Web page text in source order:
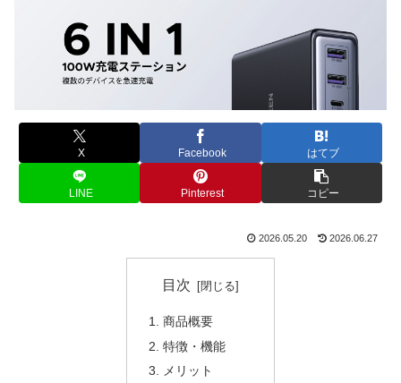
X Facebook はてブ
LINE Pinterest コピー
2026.05.20 2026.06.27
目次
商品概要
特徴・機能
メリット